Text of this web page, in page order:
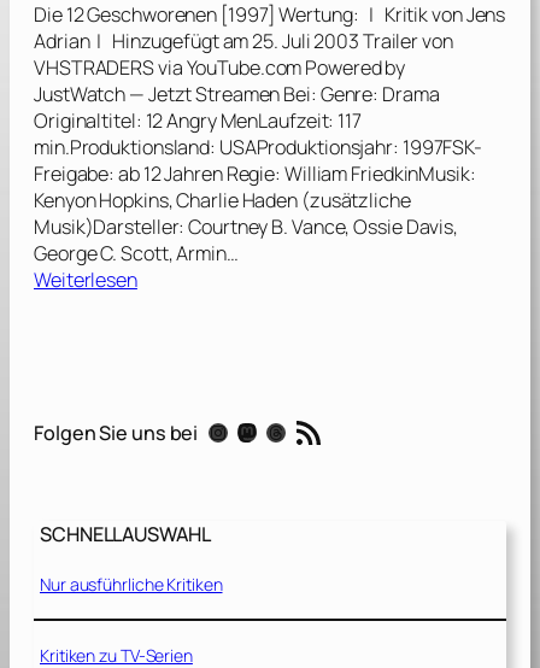
Die 12 Geschworenen [1997] Wertung: | Kritik von Jens
Adrian | Hinzugefügt am 25. Juli 2003 Trailer von
VHSTRADERS via YouTube.com Powered by
JustWatch — Jetzt Streamen Bei: Genre: Drama
Originaltitel: 12 Angry MenLaufzeit: 117
min.Produktionsland: USAProduktionsjahr: 1997FSK-
Freigabe: ab 12 Jahren Regie: William FriedkinMusik:
Kenyon Hopkins, Charlie Haden (zusätzliche
Musik)Darsteller: Courtney B. Vance, Ossie Davis,
George C. Scott, Armin…
Weiterlesen:
G
h
o
r
e
Folgen Sie uns bei Instagram Mastodon Threads RSS-Feed
SCHNELLAUSWAHL
Nur ausführliche Kritiken
Kritiken zu TV-Serien